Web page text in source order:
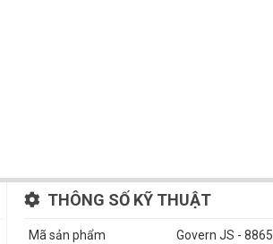
THÔNG SỐ KỸ THUẬT
Mã sản phẩm Govern JS - 8865